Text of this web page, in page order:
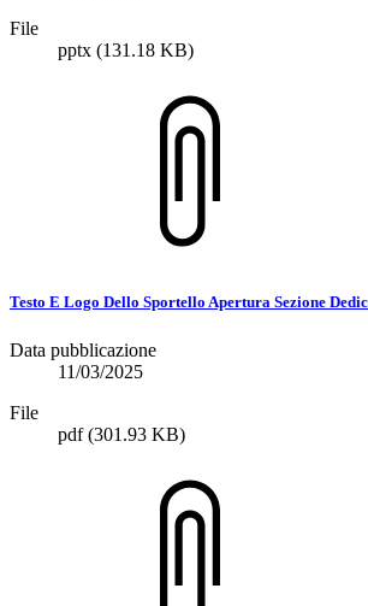
File
pptx (131.18 KB)
Testo E Logo Dello Sportello Apertura Sezione
Data pubblicazione
11/03/2025
File
pdf(301.93 KB)